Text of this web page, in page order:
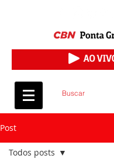
Post
Todos posts